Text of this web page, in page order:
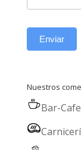
Enviar
Nuestros
Bar-